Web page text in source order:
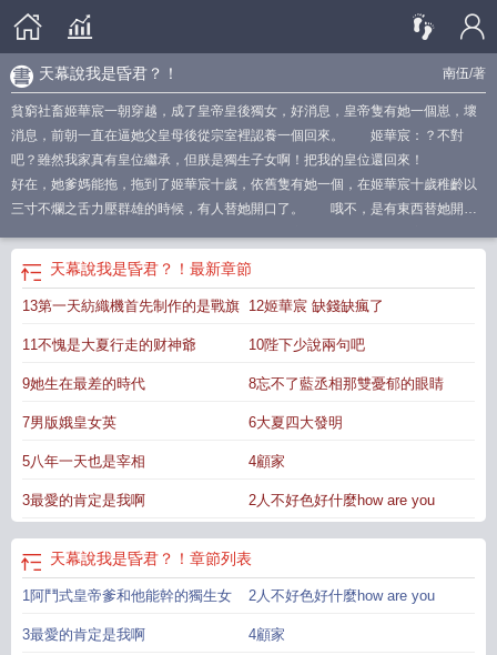
南伍/著
天幕說我是昏君？！
貧窮社畜姬華宸一朝穿越，成了皇帝皇後獨女，好消息，皇帝隻有她一個崽，壞
消息，前朝一直在逼她父皇母後從宗室裡認養一個回來。 姬華宸：？不對
吧？雖然我家真有皇位繼承，但朕是獨生子女啊！把我的皇位還回來！
好在，她爹媽能拖，拖到了姬華宸十歲，依舊隻有她一個，在姬華宸十歲稚齡以
三寸不爛之舌力壓群雄的時候，有人替她開口了。 哦不，是有東西替她開口
【或許有歷史不好的寶寶們要問了，為什麼是千古一帝還是昏君呢？實在是此女
功績太大，怎麼盤點都沒辦法把她排出去千古一帝榜前三，又……太過好
色！】 【對，姬華宸我們這位文德武烈昭明帝，她一生最大的污點，就
必有的丞相，我們昭明帝一天宣三回，此人在自傳裡寫他曾衣衫不整依舊伺候陛
下研磨，男色添香，隻能說陛下，太會喫了，就得衣衫不整，啊不，不能這麼幹
的大將軍，他醉酒跪宮門，哭着求陛下放他進去的事兒，不下八個同僚寫過，也
有一堆史官借此抨擊大將軍德行有虧不得進淩煙閣的……嗯，對此我隻能說，開
有……】 别還有了！！！ 十歲稚齡，剛剛在朝堂上以三寸不爛之舌力壓
群雄的姬華宸，面對文武百官們像是遠光燈一樣熱烈的目光，現在隻想找個地縫
鑽進去。 不對啊不對，你們聽我說，我，我不是那種好色的人！ 實
際上文武百官耳朵裡：千古一帝，千古一帝就站在我們面前？！跟了！
親爹親娘：閨女啊，太有出息了！ —— 10歲的姬華宸為了獨生子女
的事兒操勞，23歲的姬華宸…… 為了在男色中抽身而忙碌，不是，嗯，天幕
天幕說我是昏君？！ 最新章節
13第一天紡織機首先制作的是戰旗 12姬華宸 缺錢缺瘋了
11不愧是大夏行走的财神爺 10陛下少說兩句吧
9她生在最差的時代 8忘不了藍丞相那雙憂郁的眼睛
7男版娥皇女英 6大夏四大發明
5八年一天也是宰相 4顧家
3最愛的肯定是我啊 2人不好色好什麼how are you
天幕說我是昏君？！ 章節列表
1阿鬥式皇帝爹和他能幹的獨生女 2人不好色好什麼how are you
3最愛的肯定是我啊 4顧家